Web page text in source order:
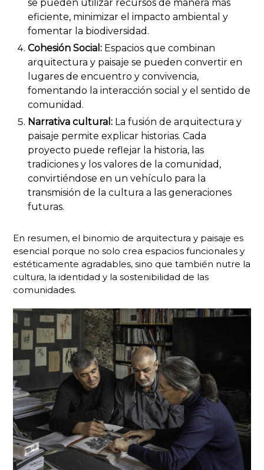
se pueden utilizar recursos de manera más
eficiente, minimizar el impacto ambiental y
fomentar la biodiversidad.
Cohesión Social: Espacios que combinan
arquitectura y paisaje se pueden convertir en
lugares de encuentro y convivencia,
fomentando la interacción social y el sentido de
comunidad.
Narrativa cultural: La fusión de arquitectura y
paisaje permite explicar historias. Cada
proyecto puede reflejar la historia, las
tradiciones y los valores de la comunidad,
convirtiéndose en un vehículo para la
transmisión de la cultura a las generaciones
futuras.
En resumen, el binomio de arquitectura y paisaje es
esencial porque no solo crea espacios funcionales y
estéticamente agradables, sino que también nutre la
cultura, la identidad y la sostenibilidad de las
comunidades.